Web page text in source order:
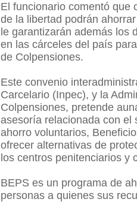
El funcionario comentó que
de la libertad podrán
le garantizarán además los
en las cárceles del país
de Colpensiones.
Este convenio
Carcelario (Inpec), y la
Colpensiones, pretende
asesoría relacionada con el
ahorro voluntarios,
ofrecer alternativas de
los centros penitenciarios y
BEPS es un programa de
personas a quienes sus